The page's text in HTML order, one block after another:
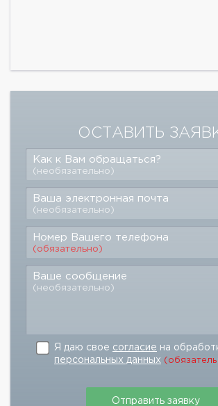
ОСТАВИТЬ
Как к Вам обращаться?
(необязательно)
Ваша электронная почта
(необязательно)
Номер Вашего телефона
(обязательно)
Ваше сообщение
(необязательно)
Я даю свое согласие на
персональных данных